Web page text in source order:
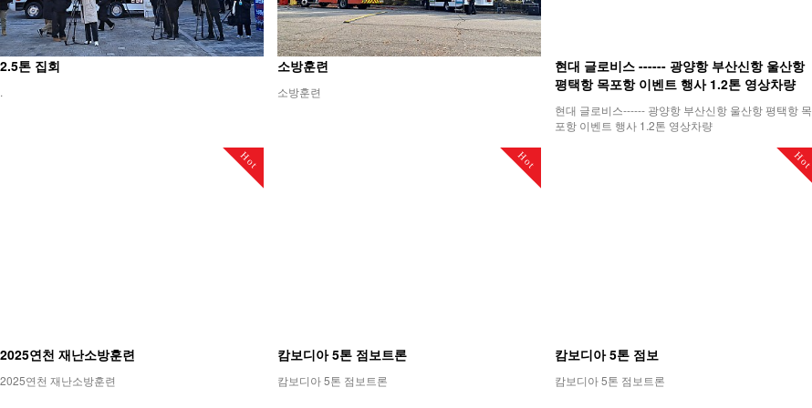
2.5톤 집회
.
소방훈련
소방훈련
현대 글로비스 ------ 광양항 부산신항 울산항
평택항 목포항 이벤트 행사 1.2톤 영상차량
현대 글로비스------ 광양항 부산신항 울산항 평택항 목
포항 이벤트 행사 1.2톤 영상차량
Hot
2025연천 재난소방훈련
2025연천 재난소방훈련
Hot
캄보디아 5톤 점보트론
캄보디아 5톤 점보트론
Hot
캄보디아 5톤 점보
캄보디아 5톤 점보트론